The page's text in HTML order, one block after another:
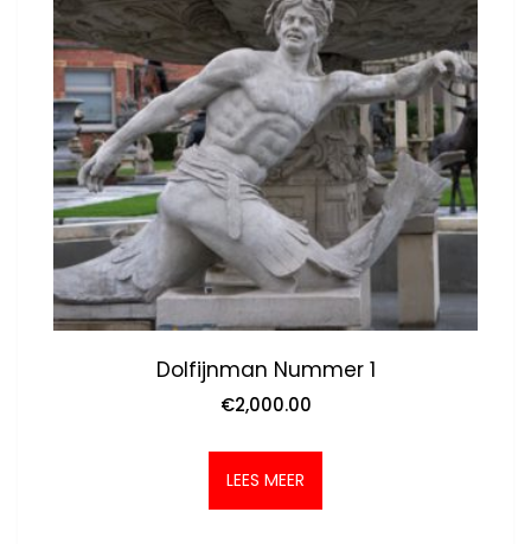
Dolfijnman Nummer 1
€2,000.00
LEES MEER